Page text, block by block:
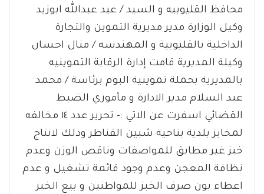
محافظ القليوبيه و السيد / عيد عبدالله ابوزيد
وكيل الوزارة مدير مديرية التموين والتجارة
الداخلية بالقليوبية و المهندسه / منال احسان
وكيلة المديرية قامت إدارة الرقابة التموينيه
بالمديرية بحملة تموينية البوم برئاسة / محمد
عبد السلام مدير الادارة و مأموري الضبط
القضائي اسفرت عن الاتي :- تحرير عدد ١٤ مخالفه
لمخابز بلدية بناحية شبين القناطر وذلك لانتاج
خبز غير مطابق للمواصفات وناقص الوزن وعدم
نظافة المعجن وعدم وجود قائمة تشغيل و عدم
اعطاء بون صرف الخبز للمواطنين و بيع الخبز